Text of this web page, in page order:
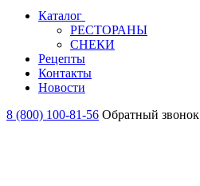
Каталог
РЕСТОРАНЫ
СНЕКИ
Рецепты
Контакты
Новости
8 (800) 100-81-56 Обратный звонок